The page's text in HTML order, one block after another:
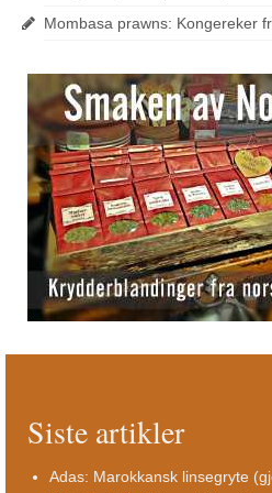
Mombasa prawns: Kongereker
Siste artikler
Adas: Marokkansk linsegryte